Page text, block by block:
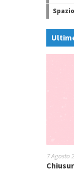
7 Agosto